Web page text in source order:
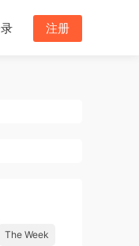
注册
The Week